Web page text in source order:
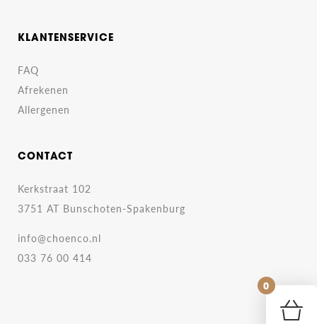
KLANTENSERVICE
FAQ
Afrekenen
Allergenen
CONTACT
Kerkstraat 102
3751 AT Bunschoten-Spakenburg
info@choenco.nl
033 76 00 414
Geen
0